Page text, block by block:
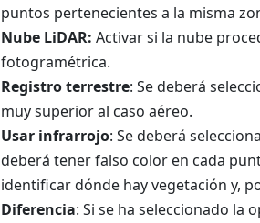
puntos pertenecientes a la misma
Nube LiDAR: Activar si la nube
fotogramétrica.
Registro terrestre: Se deberá
muy superior al caso aéreo.
Usar infrarrojo: Se deberá
deberá tener falso color en cada
identificar dónde hay vegetación y,
Diferencia: Si se ha seleccionado la